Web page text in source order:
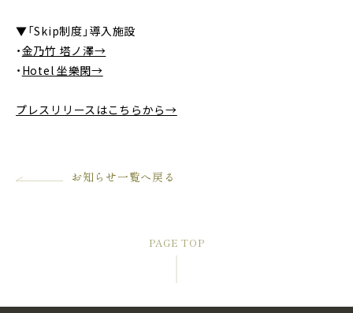
▼「Skip制度」導入施設
・金乃竹 塔ノ澤→
・ Hotel 坐樂閑→
プレスリリースはこちらから→
お知らせ一覧へ戻る
PAGE TOP